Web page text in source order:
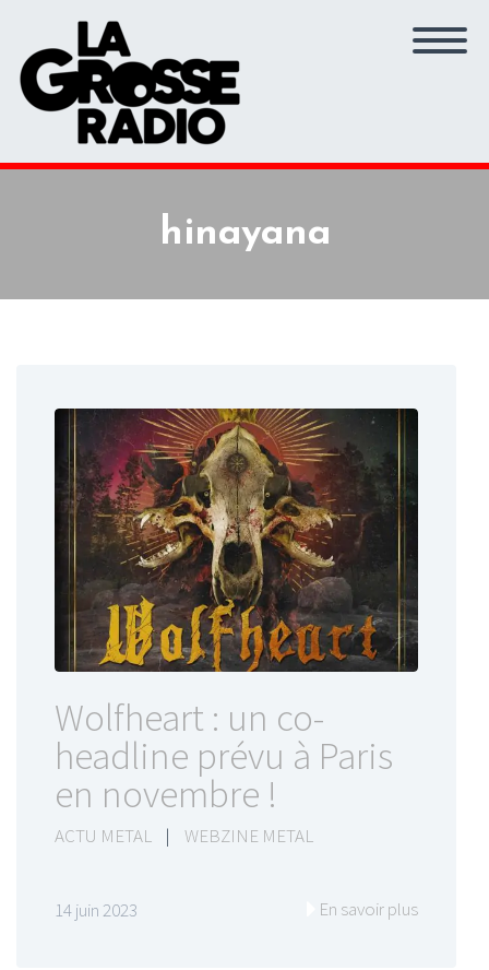
hinayana
Wolfheart : un co-
headline prévu à Paris
en novembre !
ACTU METAL | WEBZINE METAL
14 juin 2023 En savoir plus